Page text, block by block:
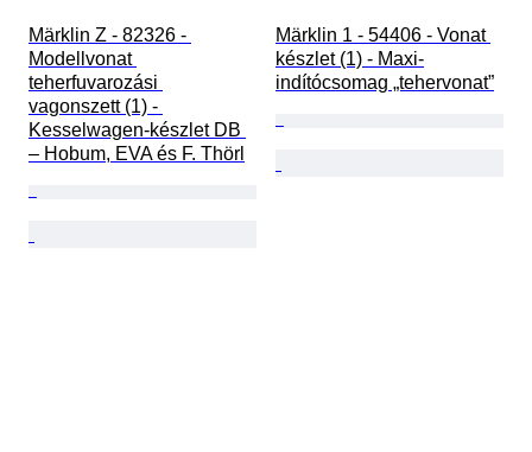
Märklin Z - 82326 -
Modellvonat
teherfuvarozási
vagonszett (1) -
Kesselwagen-készlet DB
– Hobum, EVA és F. Thörl
Märklin 1 - 54406 - Vonat
készlet (1) - Maxi-
indítócsomag „tehervonat”